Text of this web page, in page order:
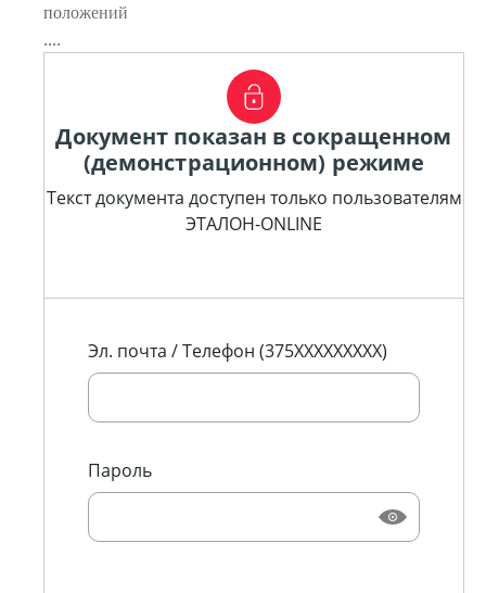
положений
....
Документ показан в сокращенном
(демонстрационном) режиме
Текст документа доступен только пользователям
ЭТАЛОН-ONLINE
Эл. почта / Телефон (375XXXXXXXXX)
Пароль